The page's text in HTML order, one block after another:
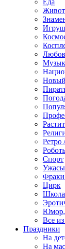
Еда
Ретро
Спорт
Ужасы
Цирк
Школа
Юмор,
Все
Праздники
На
На